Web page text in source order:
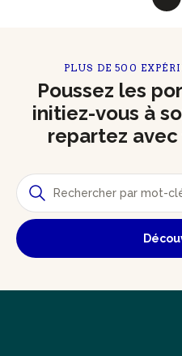
PLUS DE 500
Poussez les
initiez-vous à
repartez